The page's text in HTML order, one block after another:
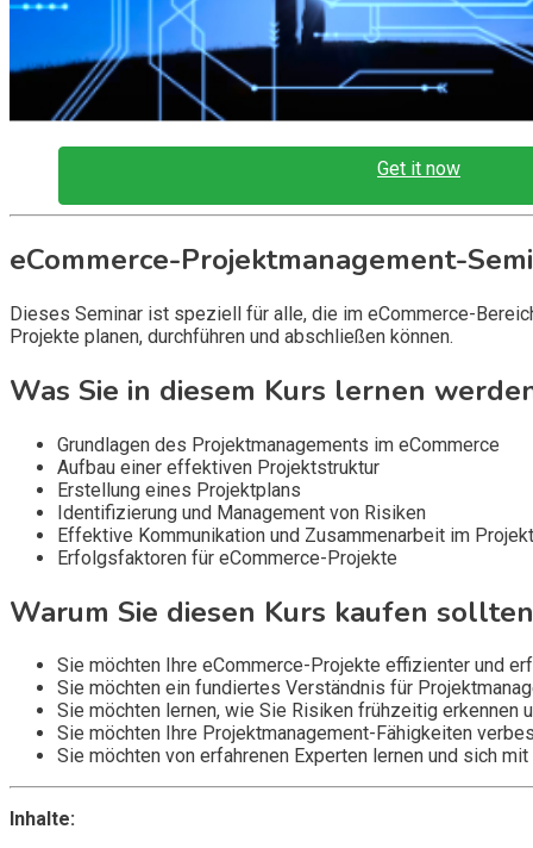
Get it now
eCommerce-Projektmanagement-
Dieses Seminar ist speziell für alle, die im eCommerce-
Projekte planen, durchführen und abschließen können.
Was Sie in diesem Kurs lernen
Grundlagen des Projektmanagements im eCommerce
Aufbau einer effektiven Projektstruktur
Erstellung eines Projektplans
Identifizierung und Management von Risiken
Effektive Kommunikation und Zusammenarbeit im
Erfolgsfaktoren für eCommerce-Projekte
Warum Sie diesen Kurs kaufen
Sie möchten Ihre eCommerce-Projekte effizienter und
Sie möchten ein fundiertes Verständnis für
Sie möchten lernen, wie Sie Risiken frühzeitig erkennen
Sie möchten Ihre Projektmanagement-Fähigkeiten
Sie möchten von erfahrenen Experten lernen und sich
Inhalte: